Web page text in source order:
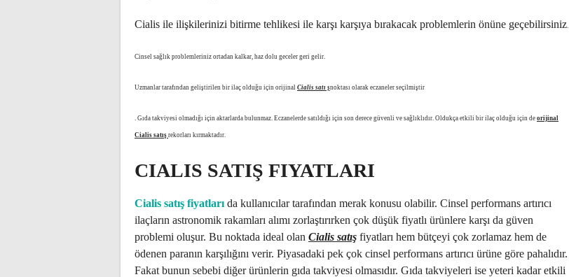
Cialis ile ilişkilerinizi bitirme tehlikesi ile karşı karşıya bırakacak problemlerin önüne geçebilirsiniz.
Cinsel sağlık problemleriniz ortadan kalkar, haz dolu geceler geri gelir.
Uzmanlar tarafından geliştirilen bir ilaç olduğu için orijinal Cialis satı şnoktası olarak eczaneler seçilmiştir
. Gıda takviyesi olmadığı için aktarlarda bulunmaz. Eczanelerde satıldığı için son derece güvenli ve sağlıklıdır. Oldukça etkili bir ilaç olduğu için de orijinal
Cialis satış rekorları kırmaktadır.
CIALIS SATIŞ FIYATLARI
Cialis satış fiyatları da kullanıcılar tarafından merak konusu olabilir. Cinsel performans artırıcı
ilaçların astronomik rakamları alımı zorlaştırırken çok düşük fiyatlı ürünlere karşı da güven
problemi oluşur. Bu noktada ideal olan Cialis satış fiyatları hem bütçeyi çok zorlamaz hem de
ödenen paranın karşılığını verir. Piyasadaki pek çok cinsel performans artırıcı ürüne göre pahalıdır.
Fakat bunun sebebi diğer ürünlerin gıda takviyesi olmasıdır. Gıda takviyeleri ise yeteri kadar etkili